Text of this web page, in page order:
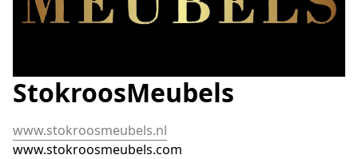
StokroosMeubels
www.stokroosmeubels.nl
www.stokroosmeubels.com